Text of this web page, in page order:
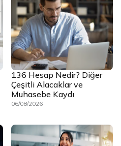
136 Hesap Nedir? Diğer
Çeşitli Alacaklar ve
Muhasebe Kaydı
06/08/2026